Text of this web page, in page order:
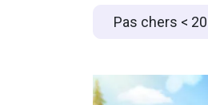
Pas chers <